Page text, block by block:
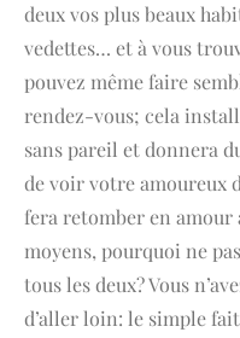
deux vos plus beaux
vedettes… et à vous
pouvez même faire
rendez-vous; cela
sans pareil et donnera
de voir votre amoureux
fera retomber en amour
moyens, pourquoi ne
tous les deux? Vous
d’aller loin: le simple